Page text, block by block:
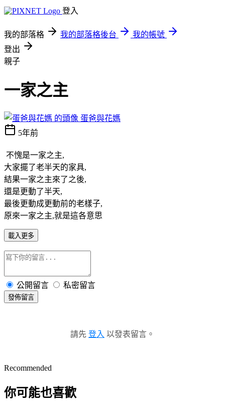
登入
我的部落格 我的部落格後台
我的帳號
登出
親子
一家之主
蛋爸與花媽
5年前
不愧是一家之主,
大家擺了老半天的家具,
結果一家之主來了之後,
還是更動了半天,
最後更動成更動前的老樣子,
原來一家之主,就是這各意思
載入更多
公開留言 私密留言
發佈留言
請先 登入 以發表留言。
Recommended
你可能也喜歡